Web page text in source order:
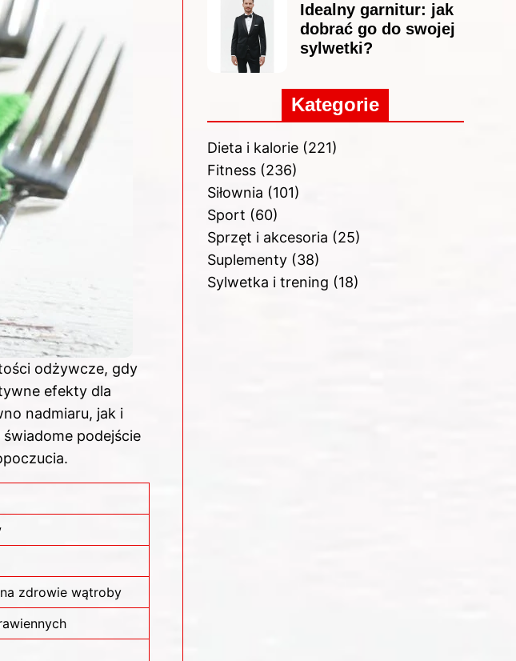
odżywcze, gdy
efekty dla
nadmiaru, jak i
podejście
zdrowie wątroby
Idealny garnitur: jak
dobrać go do swojej
sylwetki?
Kategorie
Dieta i kalorie(221)
Fitness(236)
Siłownia (101)
Sport (60)
Sprzęt i akcesoria (25)
Suplementy(38)
Sylwetka i trening (18)